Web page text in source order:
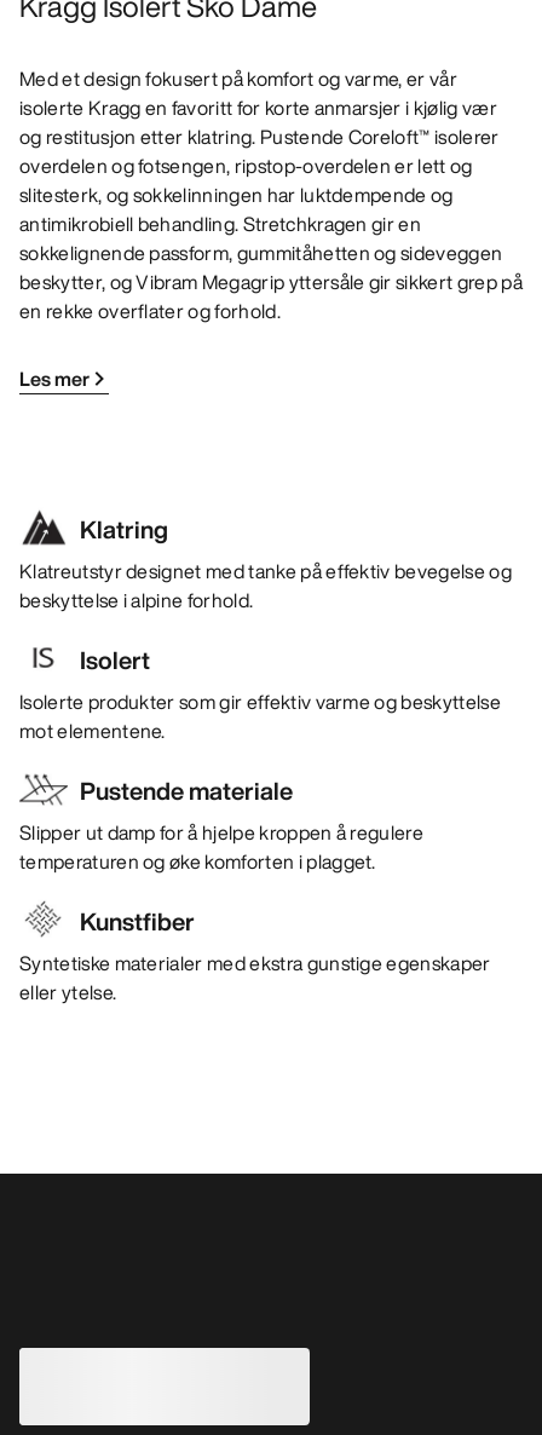
Med et design fokusert på komfort og varme, er vår
isolerte Kragg en favoritt for korte anmarsjer i kjølig vær
og restitusjon etter klatring. Pustende Coreloft™ isolerer
overdelen og fotsengen, ripstop-overdelen er lett og
slitesterk, og sokkelinningen har luktdempende og
antimikrobiell behandling. Stretchkragen gir en
sokkelignende passform, gummitåhetten og sideveggen
beskytter, og Vibram Megagrip yttersåle gir sikkert grep på
en rekke overflater og forhold.
Les mer
Klatring
Klatreutstyr designet med tanke på effektiv bevegelse og
beskyttelse i alpine forhold.
Isolert
Isolerte produkter som gir effektiv varme og beskyttelse
mot elementene.
Pustende materiale
Slipper ut damp for å hjelpe kroppen å regulere
temperaturen og øke komforten i plagget.
Kunstfiber
Syntetiske materialer med ekstra gunstige egenskaper
eller ytelse.